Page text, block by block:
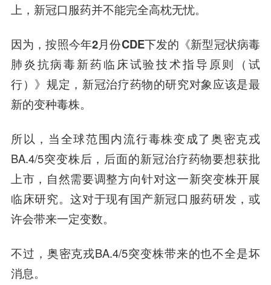
上，新冠口服药并不能完全高枕无忧。
因为，按照今年2月份CDE下发的《新型冠状病毒
肺炎抗病毒新药临床试验技术指导原则（试
行）》规定，新冠治疗药物的研究对象应该是最
新的变种毒株。
所以，当全球范围内流行毒株变成了奥密克戎
BA.4/5突变株后，后面的新冠治疗药物要想获批
上市，自然需要调整方向针对这一新突变株开展
临床研究。这对于现有国产新冠口服药研发，或
许会带来一定变数。
不过，奥密克戎BA.4/5突变株带来的也不全是坏
消息。